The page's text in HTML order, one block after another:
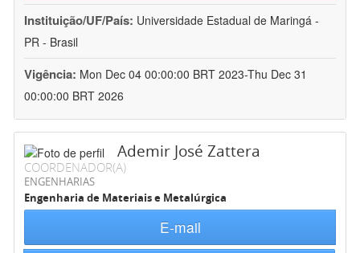
Instituição/UF/País: Universidade Estadual de Maringá -
PR - Brasil
Vigência: Mon Dec 04 00:00:00 BRT 2023-Thu Dec 31
00:00:00 BRT 2026
Ademir José Zattera
COORDENADOR(A)
ENGENHARIAS
Engenharia de Materiais e Metalúrgica
E-mail